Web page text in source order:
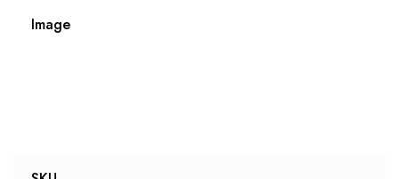
Image